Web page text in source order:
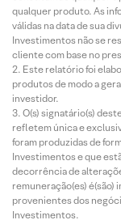
qualquer produto. As
válidas na data de sua
Investimentos não se
cliente com base no
Este relatório foi
produtos de modo a
investidor.
O(s) signatário(s)
refletem única e
foram produzidas de
Investimentos e que
decorrência de
remuneração(es)
provenientes dos
Investimentos.